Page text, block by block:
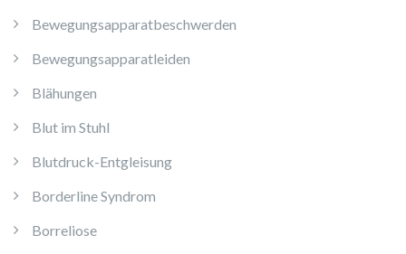
Bewegungsapparatbeschwerden
Bewegungsapparatleiden
Blähungen
Blut im Stuhl
Blutdruck-Entgleisung
Borderline Syndrom
Borreliose